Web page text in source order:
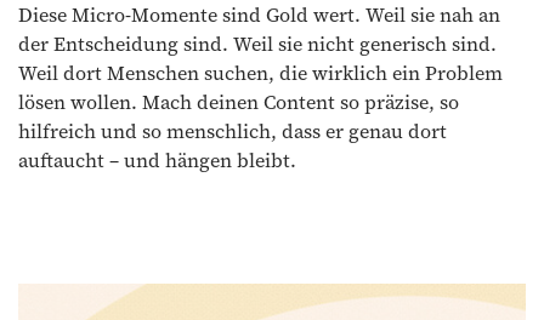
Diese Micro-Momente sind Gold wert. Weil sie nah an
der Entscheidung sind. Weil sie nicht generisch sind.
Weil dort Menschen suchen, die wirklich ein Problem
lösen wollen. Mach deinen Content so präzise, so
hilfreich und so menschlich, dass er genau dort
auftaucht – und hängen bleibt.